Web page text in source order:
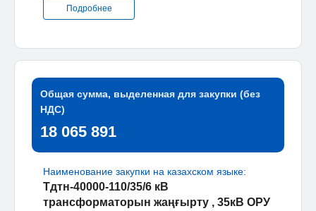
Подробнее
Общая сумма, выделенная для закупки (без
НДС)
18 065 891
Наименование закупки на казахском языке:
Тдтн-40000-110/35/6 кВ
трансформаторын жаңғырту , 35кВ ОРУ